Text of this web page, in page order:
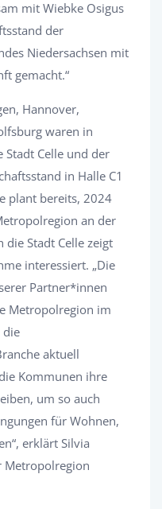
mit Wiebke Osigus
der
Niedersachsen mit
gemacht.“
Hannover,
waren in
Stadt Celle und der
in Halle C1
plant bereits, 2024
an der
die Stadt Celle zeigt
interessiert. „Die
Partner*innen
Metropolregion im
die
aktuell
Kommunen ihre
um so auch
für Wohnen,
erklärt Silvia
Metropolregion